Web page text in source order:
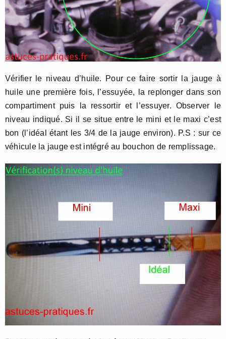
Vérifier le niveau d’huile. Pour ce faire sortir la jauge à
huile une première fois, l’essuyée, la replonger dans son
compartiment puis la ressortir et l’essuyer. Observer le
niveau indiqué. Si il se situe entre le mini et le maxi c’est
bon (l’idéal étant les 3/4 de la jauge environ). P.S : sur ce
véhicule la jauge est intégré au bouchon de remplissage.